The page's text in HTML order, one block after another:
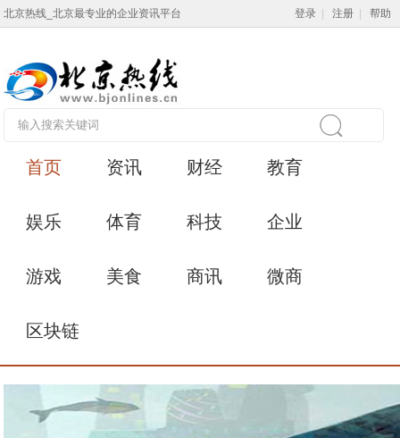
北京热线_北京最专业的企业资讯平台 登录 注册 帮助
首页 资讯 财经 教育
娱乐 体育 科技 企业
游戏 美食 商讯 微商
区块链